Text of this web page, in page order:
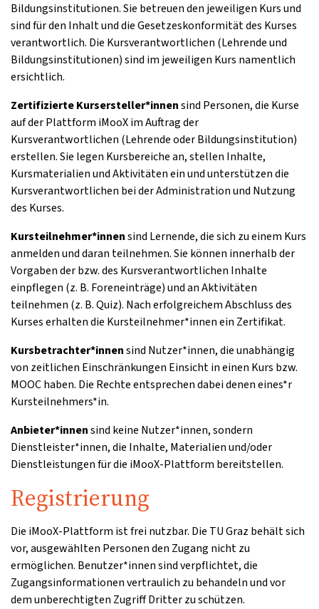
Bildungsinstitutionen. Sie betreuen den jeweiligen Kurs und
sind für den Inhalt und die Gesetzeskonformität des Kurses
verantwortlich. Die Kursverantwortlichen (Lehrende und
Bildungsinstitutionen) sind im jeweiligen Kurs namentlich
ersichtlich.
Zertifizierte Kursersteller*innensind Personen, die Kurse
auf der Plattform iMooX im Auftrag der
Kursverantwortlichen (Lehrende oder Bildungsinstitution)
erstellen. Sie legen Kursbereiche an, stellen Inhalte,
Kursmaterialien und Aktivitäten ein und unterstützen die
Kursverantwortlichen bei der Administration und Nutzung
des Kurses.
Kursteilnehmer*innensind Lernende, die sich zu einem Kurs
anmelden und daran teilnehmen. Sie können innerhalb der
Vorgaben der bzw. des Kursverantwortlichen Inhalte
einpflegen (z. B. Foreneinträge) und an Aktivitäten
teilnehmen (z. B. Quiz). Nach erfolgreichem Abschluss des
Kurses erhalten die Kursteilnehmer*innen ein Zertifikat.
Kursbetrachter*innensind Nutzer*innen, die unabhängig
von zeitlichen Einschränkungen Einsicht in einen Kurs bzw.
MOOC haben. Die Rechte entsprechen dabei denen eines*r
Kursteilnehmers*in.
Anbieter*innensind keine Nutzer*innen, sondern
Dienstleister*innen, die Inhalte, Materialien und/oder
Dienstleistungen für die iMooX-Plattform bereitstellen.
Registrierung
Die iMooX-Plattform ist frei nutzbar. Die TU Graz behält sich
vor, ausgewählten Personen den Zugang nicht zu
ermöglichen. Benutzer*innen sind verpflichtet, die
Zugangsinformationen vertraulich zu behandeln und vor
dem unberechtigten Zugriff Dritter zu schützen.